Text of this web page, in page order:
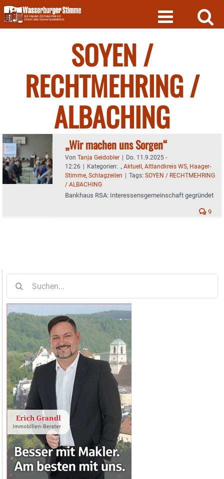
Skip
to
content
SOYEN /
RECHTMEHRING /
ALBACHING
„Wir machen uns Sorgen“
Von Tanja Geidobler | Do. 11.9.2025 -
12:26 | Kategorien: ., Aktuell, Altlandkreis WS, Haager-
Stimme, Schlagzeilen | Tags: SOYEN / RECHTMEHRING
/ ALBACHING
Bankhaus RSA: Interessensgemeinschaft gegründet
9
nach: